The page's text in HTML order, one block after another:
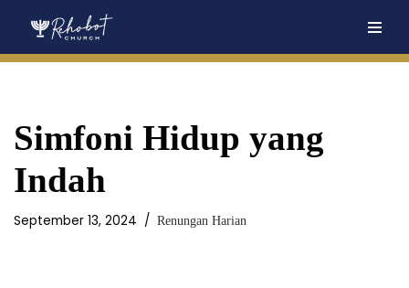
Simfoni Hidup yang
Indah
September 13, 2024 Renungan Harian